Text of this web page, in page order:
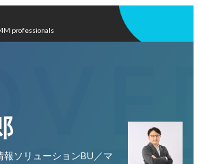
professionals
報ソリューションBU／マ